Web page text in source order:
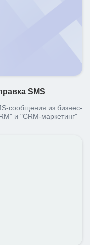
SMS
сообщения из бизнес-
и "CRM-маркетинг"